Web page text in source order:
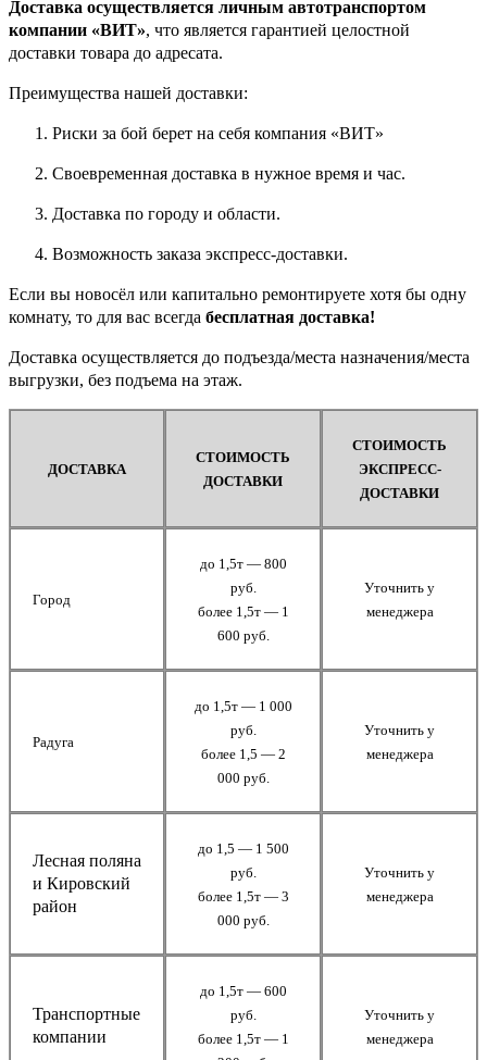
Доставка осуществляется личным автотранспортом
компании «ВИТ», что является гарантией целостной
доставки товара до адресата.
Преимущества нашей доставки:
Риски за бой берет на себя компания «ВИТ»
Своевременная доставка в нужное время и час.
Доставка по городу и области.
Возможность заказа экспресс-доставки.
Если вы новосёл или капитально ремонтируете хотя бы одну
комнату, то для вас всегда бесплатная доставка!
Доставка осуществляется до подъезда/места назначения/места
выгрузки, без подъема на этаж.
ДОСТАВКА
СТОИМОСТЬ
ДОСТАВКИ
СТОИМОСТЬ
ЭКСПРЕСС-
ДОСТАВКИ
Город
до 1,5т — 800
руб.
более 1,5т — 1
600 руб.
Уточнить у
менеджера
Радуга
до 1,5т — 1 000
руб.
более 1,5 — 2
000 руб.
Уточнить у
менеджера
Лесная поляна
и Кировский
район
до 1,5 — 1 500
руб.
более 1,5т — 3
000 руб.
Уточнить у
менеджера
Транспортные
компании
до 1,5т — 600
руб.
более 1,5т — 1
Уточнить у
менеджера